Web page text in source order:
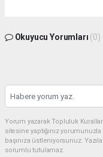
Okuyucu Yorumları (0)
Yorum yazarak Topluluk
sitesine yaptığınız
başınıza üstleniyorsunuz.
sorumlu tutulamaz.